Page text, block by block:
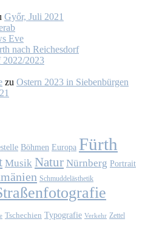
Győr, Ju­li 2021
Eve
nach Rei­ches­dorf
2022/2023
zu Os­tern 2023 in Sie­ben­bür­gen
Böhmen Europa Fürth
Musik Natur Nürnberg Portrait
Schmuddelästhetik
Tschechien Typografie Verkehr Zettel